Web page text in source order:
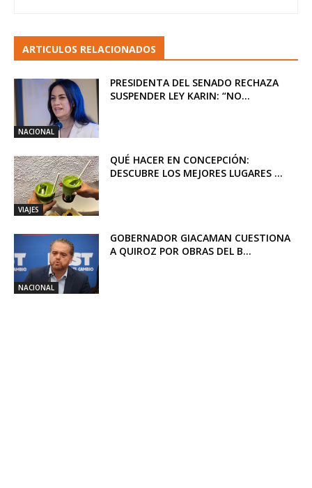
ARTICULOS RELACIONADOS
NACIONAL
PRESIDENTA DEL SENADO RECHAZA
SUSPENDER LEY KARIN: “NO...
VIAJES
QUÉ HACER EN CONCEPCIÓN:
DESCUBRE LOS MEJORES LUGARES ...
NACIONAL
GOBERNADOR GIACAMAN CUESTIONA
A QUIROZ POR OBRAS DEL B...